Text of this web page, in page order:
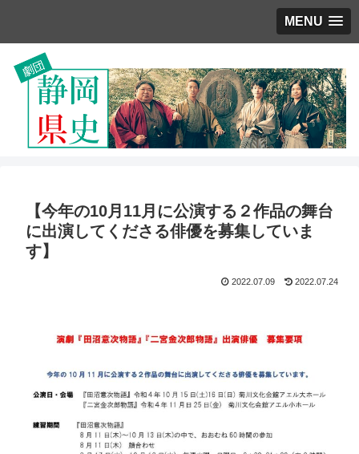
MENU
【今年の10月11月に公演する２作品の舞台
に出演してくださる俳優を募集していま
す】
2022.07.09 2022.07.24